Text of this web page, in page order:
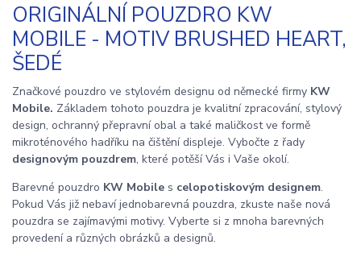
ORIGINÁLNÍ POUZDRO KW
MOBILE - MOTIV BRUSHED HEART,
ŠEDÉ
Značkové pouzdro ve stylovém designu od německé firmy KW
Mobile. Základem tohoto pouzdra je kvalitní zpracování, stylový
design, ochranný přepravní obal a také maličkost ve formě
mikroténového hadříku na čištění displeje. Vybočte z řady
designovým pouzdrem, které potěší Vás i Vaše okolí.
Barevné pouzdro KW Mobile s celopotiskovým designem.
Pokud Vás již nebaví jednobarevná pouzdra, zkuste naše nová
pouzdra se zajímavými motivy. Vyberte si z mnoha barevných
provedení a různých obrázků a designů.